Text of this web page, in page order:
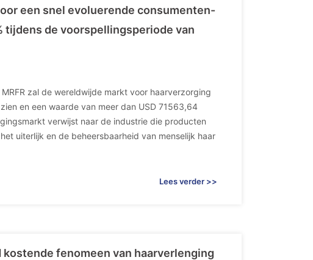
een snel evoluerende consumenten-
tijdens de voorspellingsperiode van
zal de wereldwijde markt voor haarverzorging
en een waarde van meer dan USD 71563,64
verwijst naar de industrie die producten
uiterlijk en de beheersbaarheid van menselijk haar
Lees verder >>
fenomeen van haarverlenging